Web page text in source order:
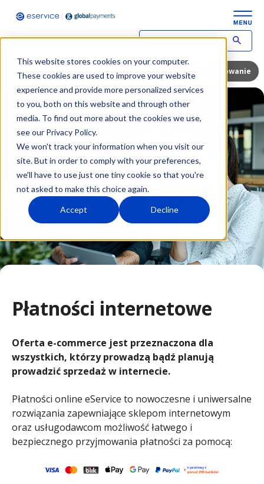
This website stores cookies on your computer.
These cookies are used to improve your website
experience and provide more personalized services
to you, both on this website and through other
media. To find out more about the cookies we use,
see our Privacy Policy.
We won't track your information when you visit our
site. But in order to comply with your preferences,
we'll have to use just one tiny cookie so that you're
not asked to make this choice again.
Accept Decline
p
s
z
w
y
u
k
i
a
n
y
e
r
Darmowy terminal płatniczy Zamów kontakt Logowanie
Płatności internetowe
Oferta e-commerce jest przeznaczona dla
wszystkich, którzy prowadzą bądź planują
prowadzić sprzedaż w internecie.
Płatności online eService to nowoczesne i uniwersalne
rozwiązania zapewniające sklepom internetowym
oraz usługodawcom możliwość łatwego i
bezpiecznego przyjmowania płatności za pomocą: